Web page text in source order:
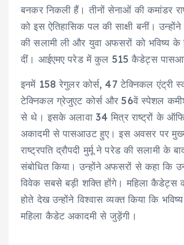
बनकर निकली हैं। तीनों सेनाओं की कमांडर
को इस ऐतिहासिक पल की साक्षी बनीं।
की सलामी ली और युवा अफसरों को भविष्य के
दीं। आईएमए परेड में कुल 515 कैडेट्स
इनमें 158 रेगुलर कोर्स, 47 टेक्निकल एंट्री
टेक्निकल ग्रेजुएट कोर्स और 56वें स्पेशल
से थे। इसके अलावा 34 मित्र राष्ट्रों के
अकादमी से पासआउट हुए। इस अवसर पर
राष्ट्रपति द्रौपदी मुर्मू ने परेड की सलामी के
संबोधित किया। उन्होंने अफसरों से कहा कि
विवेक सबसे बड़ी शक्ति होंगे। महिला कैडेट्स
होते देख उन्होंने विश्वास व्यक्त किया कि
महिला कैडेट अकादमी से जुड़ेंगी।